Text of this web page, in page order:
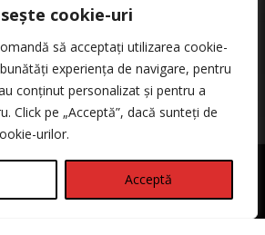
cookie-uri
să acceptați utilizarea cookie-
experiența de navigare, pentru
conținut personalizat și pentru a
Click pe „Acceptă”, dacă sunteți de
urilor.
Acceptă
2026
Kimautoland
Contact